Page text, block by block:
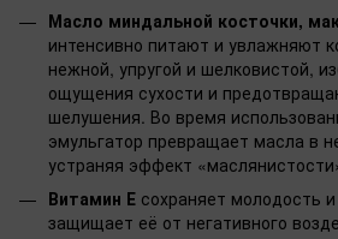
Масло миндальной косточки,
интенсивно питают и увлажняют
нежной, упругой и шелковистой,
ощущения сухости и
шелушения. Во время
эмульгатор превращает масла в
устраняя эффект
Витамин Е сохраняет молодость
защищает её от негативного